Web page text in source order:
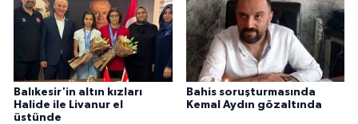
Balıkesir'in altın kızları
Halide ile Livanur el
üstünde
Bahis soruşturmasında
Kemal Aydın gözaltında